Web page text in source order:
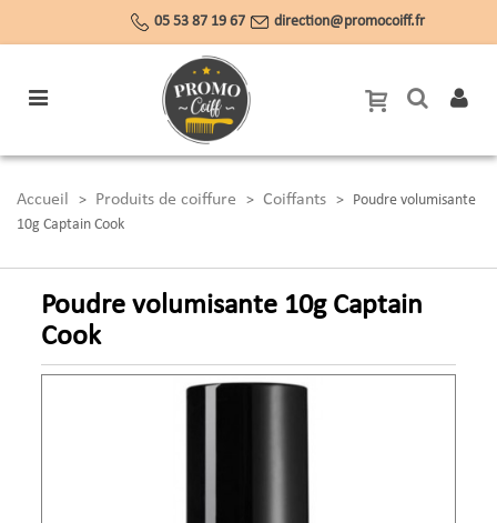
05 53 87 19 67 direction@promocoiff.fr
Accueil > Produits de coiffure > Coiffants > Poudre volumisante
10g Captain Cook
Poudre volumisante 10g Captain
Cook